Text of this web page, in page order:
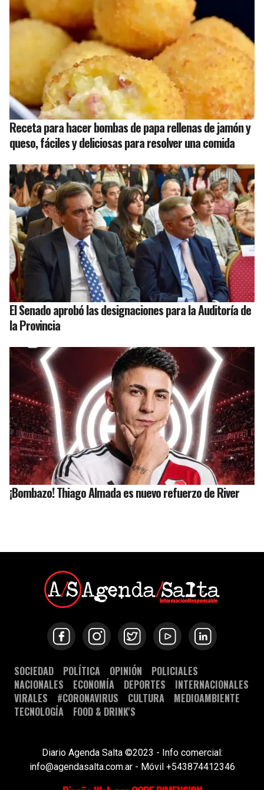
Receta para hacer bombas de papa rellenas de jamón y
queso, fáciles y deliciosas para resolver una comida
El Senado aprobó las designaciones para la Auditoría de
la Provincia
¡Bombazo! Thiago Almada es nuevo refuerzo de River
SOCIEDAD POLÍTICA OPINIÓN
POLICIALES
NACIONALES
ECONOMÍA DEPORTES
INTERNACIONALES
VIRALES
#CORONAVIRUS CULTURA
MEDIOAMBIENTE
TECNOLOGÍA
FOOD & DRINK'S
Diario Agenda Salta ©2023 - Info comercial:
info@agendasalta.com.ar - Móvil +543874412346